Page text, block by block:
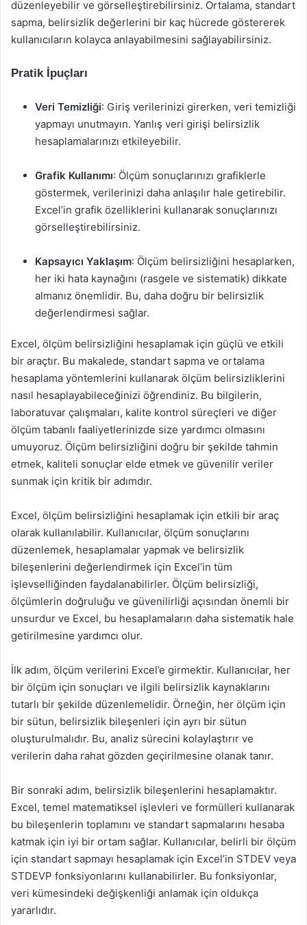
düzenleyebilir ve görselleştirebilirsiniz. Ortalama, standart
sapma, belirsizlik değerlerini bir kaç hücrede göstererek
kullanıcıların kolayca anlayabilmesini sağlayabilirsiniz.
Pratik İpuçları
Veri Temizliği: Giriş verilerinizi girerken, veri temizliği
yapmayı unutmayın. Yanlış veri girişi belirsizlik
hesaplamalarınızı etkileyebilir.
Grafik Kullanımı: Ölçüm sonuçlarınızı grafiklerle
göstermek, verilerinizi daha anlaşılır hale getirebilir.
Excel’in grafik özelliklerini kullanarak sonuçlarınızı
görselleştirebilirsiniz.
Kapsayıcı Yaklaşım: Ölçüm belirsizliğini hesaplarken,
her iki hata kaynağını (rasgele ve sistematik) dikkate
almanız önemlidir. Bu, daha doğru bir belirsizlik
değerlendirmesi sağlar.
Excel, ölçüm belirsizliğini hesaplamak için güçlü ve etkili
bir araçtır. Bu makalede, standart sapma ve ortalama
hesaplama yöntemlerini kullanarak ölçüm belirsizliklerini
nasıl hesaplayabileceğinizi öğrendiniz. Bu bilgilerin,
laboratuvar çalışmaları, kalite kontrol süreçleri ve diğer
ölçüm tabanlı faaliyetlerinizde size yardımcı olmasını
umuyoruz. Ölçüm belirsizliğini doğru bir şekilde tahmin
etmek, kaliteli sonuçlar elde etmek ve güvenilir veriler
sunmak için kritik bir adımdır.
Excel, ölçüm belirsizliğini hesaplamak için etkili bir araç
olarak kullanılabilir. Kullanıcılar, ölçüm sonuçlarını
düzenlemek, hesaplamalar yapmak ve belirsizlik
bileşenlerini değerlendirmek için Excel’in tüm
işlevselliğinden faydalanabilirler. Ölçüm belirsizliği,
ölçümlerin doğruluğu ve güvenilirliği açısından önemli bir
unsurdur ve Excel, bu hesaplamaların daha sistematik hale
getirilmesine yardımcı olur.
İlk adım, ölçüm verilerini Excel’e girmektir. Kullanıcılar, her
bir ölçüm için sonuçları ve ilgili belirsizlik kaynaklarını
tutarlı bir şekilde düzenlemelidir. Örneğin, her ölçüm için
bir sütun, belirsizlik bileşenleri için ayrı bir sütun
oluşturulmalıdır. Bu, analiz sürecini kolaylaştırır ve
verilerin daha rahat gözden geçirilmesine olanak tanır.
Bir sonraki adım, belirsizlik bileşenlerini hesaplamaktır.
Excel, temel matematiksel işlevleri ve formülleri kullanarak
bu bileşenlerin toplamını ve standart sapmalarını hesaba
katmak için iyi bir ortam sağlar. Kullanıcılar, belirli bir ölçüm
için standart sapmayı hesaplamak için Excel’in STDEV veya
STDEVP fonksiyonlarını kullanabilirler. Bu fonksiyonlar,
veri kümesindeki değişkenliği anlamak için oldukça
yararlıdır.